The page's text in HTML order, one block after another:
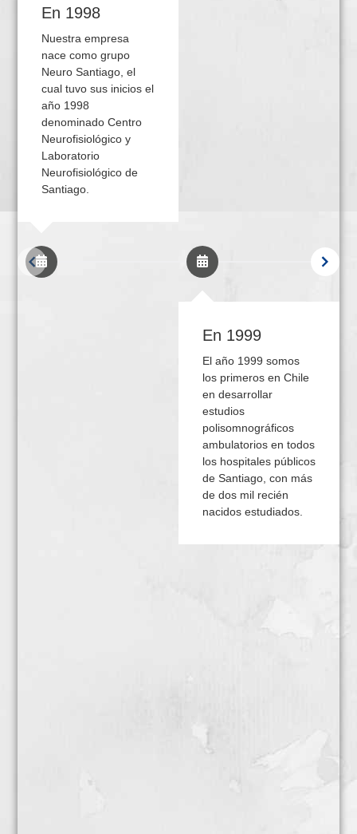
En 1998
Nuestra empresa
nace como grupo
Neuro Santiago, el
cual tuvo sus inicios el
año 1998
denominado Centro
Neurofisiológico y
Laboratorio
Neurofisiológico de
Santiago.
En 1999
El año 1999 somos
los primeros en Chile
en desarrollar
estudios
polisomnográficos
ambulatorios en todos
los hospitales públicos
de Santiago, con más
de dos mil recién
nacidos estudiados.